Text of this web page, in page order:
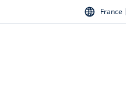
France